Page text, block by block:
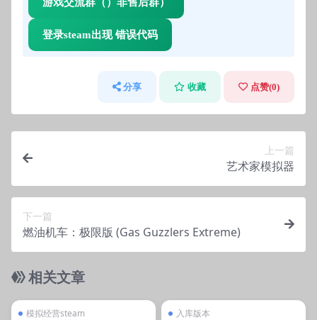
登录steam出现 错误代码
分享 收藏 点赞(0)
上一篇
艺术家模拟器
下一篇
燃油机车：极限版 (Gas Guzzlers Extreme)
相关文章
模拟经营steam
入库版本